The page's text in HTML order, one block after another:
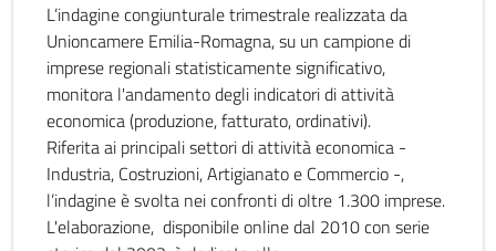
L’indagine congiunturale trimestrale realizzata da
Unioncamere Emilia-Romagna, su un campione di
imprese regionali statisticamente significativo,
monitora l'andamento degli indicatori di attività
economica (produzione, fatturato, ordinativi).
Riferita ai principali settori di attività economica -
Industria, Costruzioni, Artigianato e Commercio -,
l’indagine è svolta nei confronti di oltre 1.300 imprese.
L'elaborazione, disponibile online dal 2010 con serie